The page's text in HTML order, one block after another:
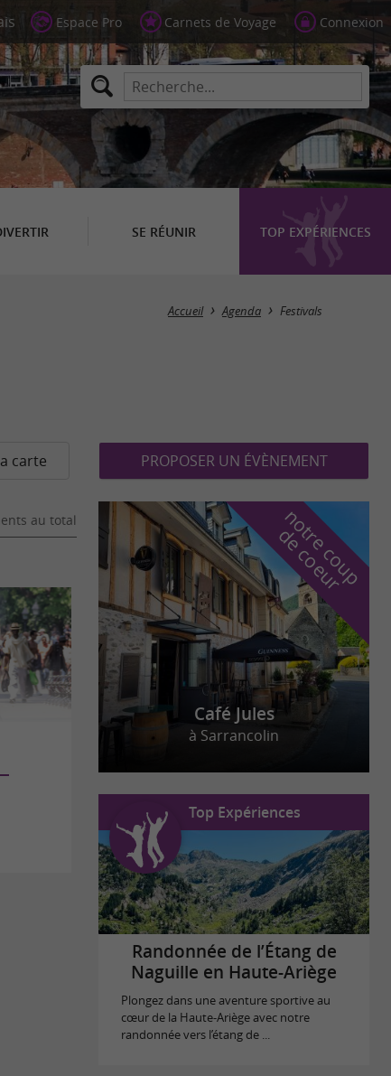
Espace Pro Carnets de Voyage Connexion
SE RÉUNIR TOP EXPÉRIENCES
Masquer la carte
Accueil Agenda Festivals
carte
au total
PROPOSER UN ÉVÈNEMENT
n
o
t
r
e
c
o
u
p
d
e
c
o
e
u
r
Café Jules
à Sarrancolin
Top Expériences
Randonnée de l’Étang de
Naguille en Haute-Ariège
Plongez dans une aventure sportive au
cœur de la Haute-Ariège avec notre
randonnée vers l’étang de ...